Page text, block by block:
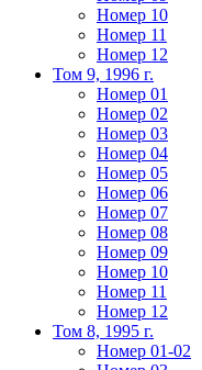
Номер 10
Номер 11
Номер 12
Том 9, 1996 г.
Номер 01
Номер 02
Номер 03
Номер 04
Номер 05
Номер 06
Номер 07
Номер 08
Номер 09
Номер 10
Номер 11
Номер 12
Том 8, 1995 г.
Номер 01-02